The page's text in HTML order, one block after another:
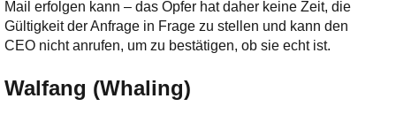
Mail erfolgen kann – das Opfer hat daher keine Zeit, die
Gültigkeit der Anfrage in Frage zu stellen und kann den
CEO nicht anrufen, um zu bestätigen, ob sie echt ist.
Walfang (Whaling)